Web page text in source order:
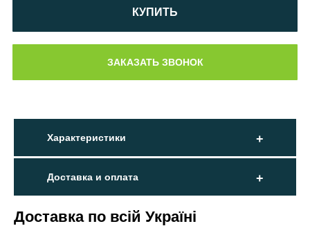
КУПИТЬ
Характеристики
Доставка и оплата
Доставка по всій Україні